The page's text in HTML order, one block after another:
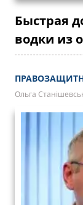
Быстрая
водки из
Ольга